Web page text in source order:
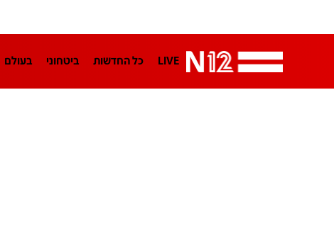
LIVE כל החדשות ביטחוני בעולם